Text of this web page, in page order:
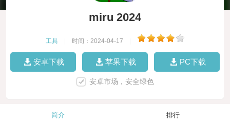
miru 2024
工具 时间：2024-04-17
安卓下载 苹果下载 PC下载
安卓市场，安全绿色
简介 排行